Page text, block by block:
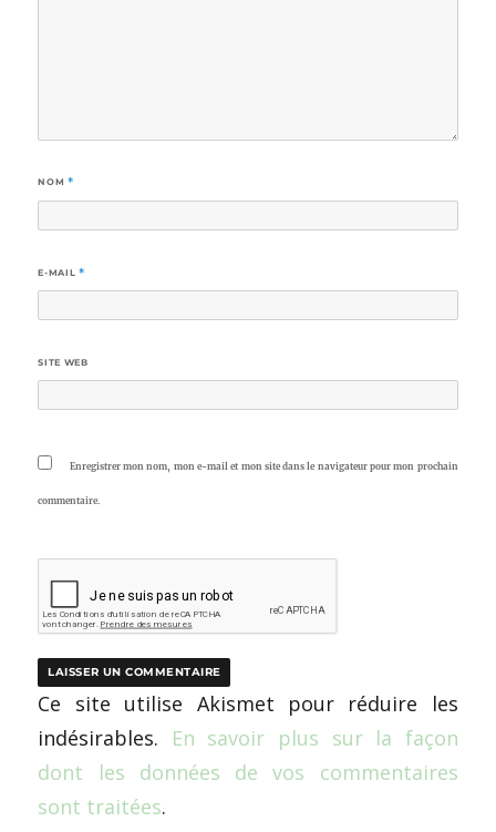
NOM *
E-MAIL *
SITE WEB
Enregistrer mon nom, mon e-mail et mon site dans le navigateur pour mon prochain
commentaire.
Ce site utilise Akismet pour réduire les
indésirables. En savoir plus sur la façon
dont les données de vos commentaires
sont traitées.